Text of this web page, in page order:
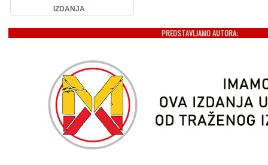
IZDANJA
PREDSTAVLJAMO AUTORA: